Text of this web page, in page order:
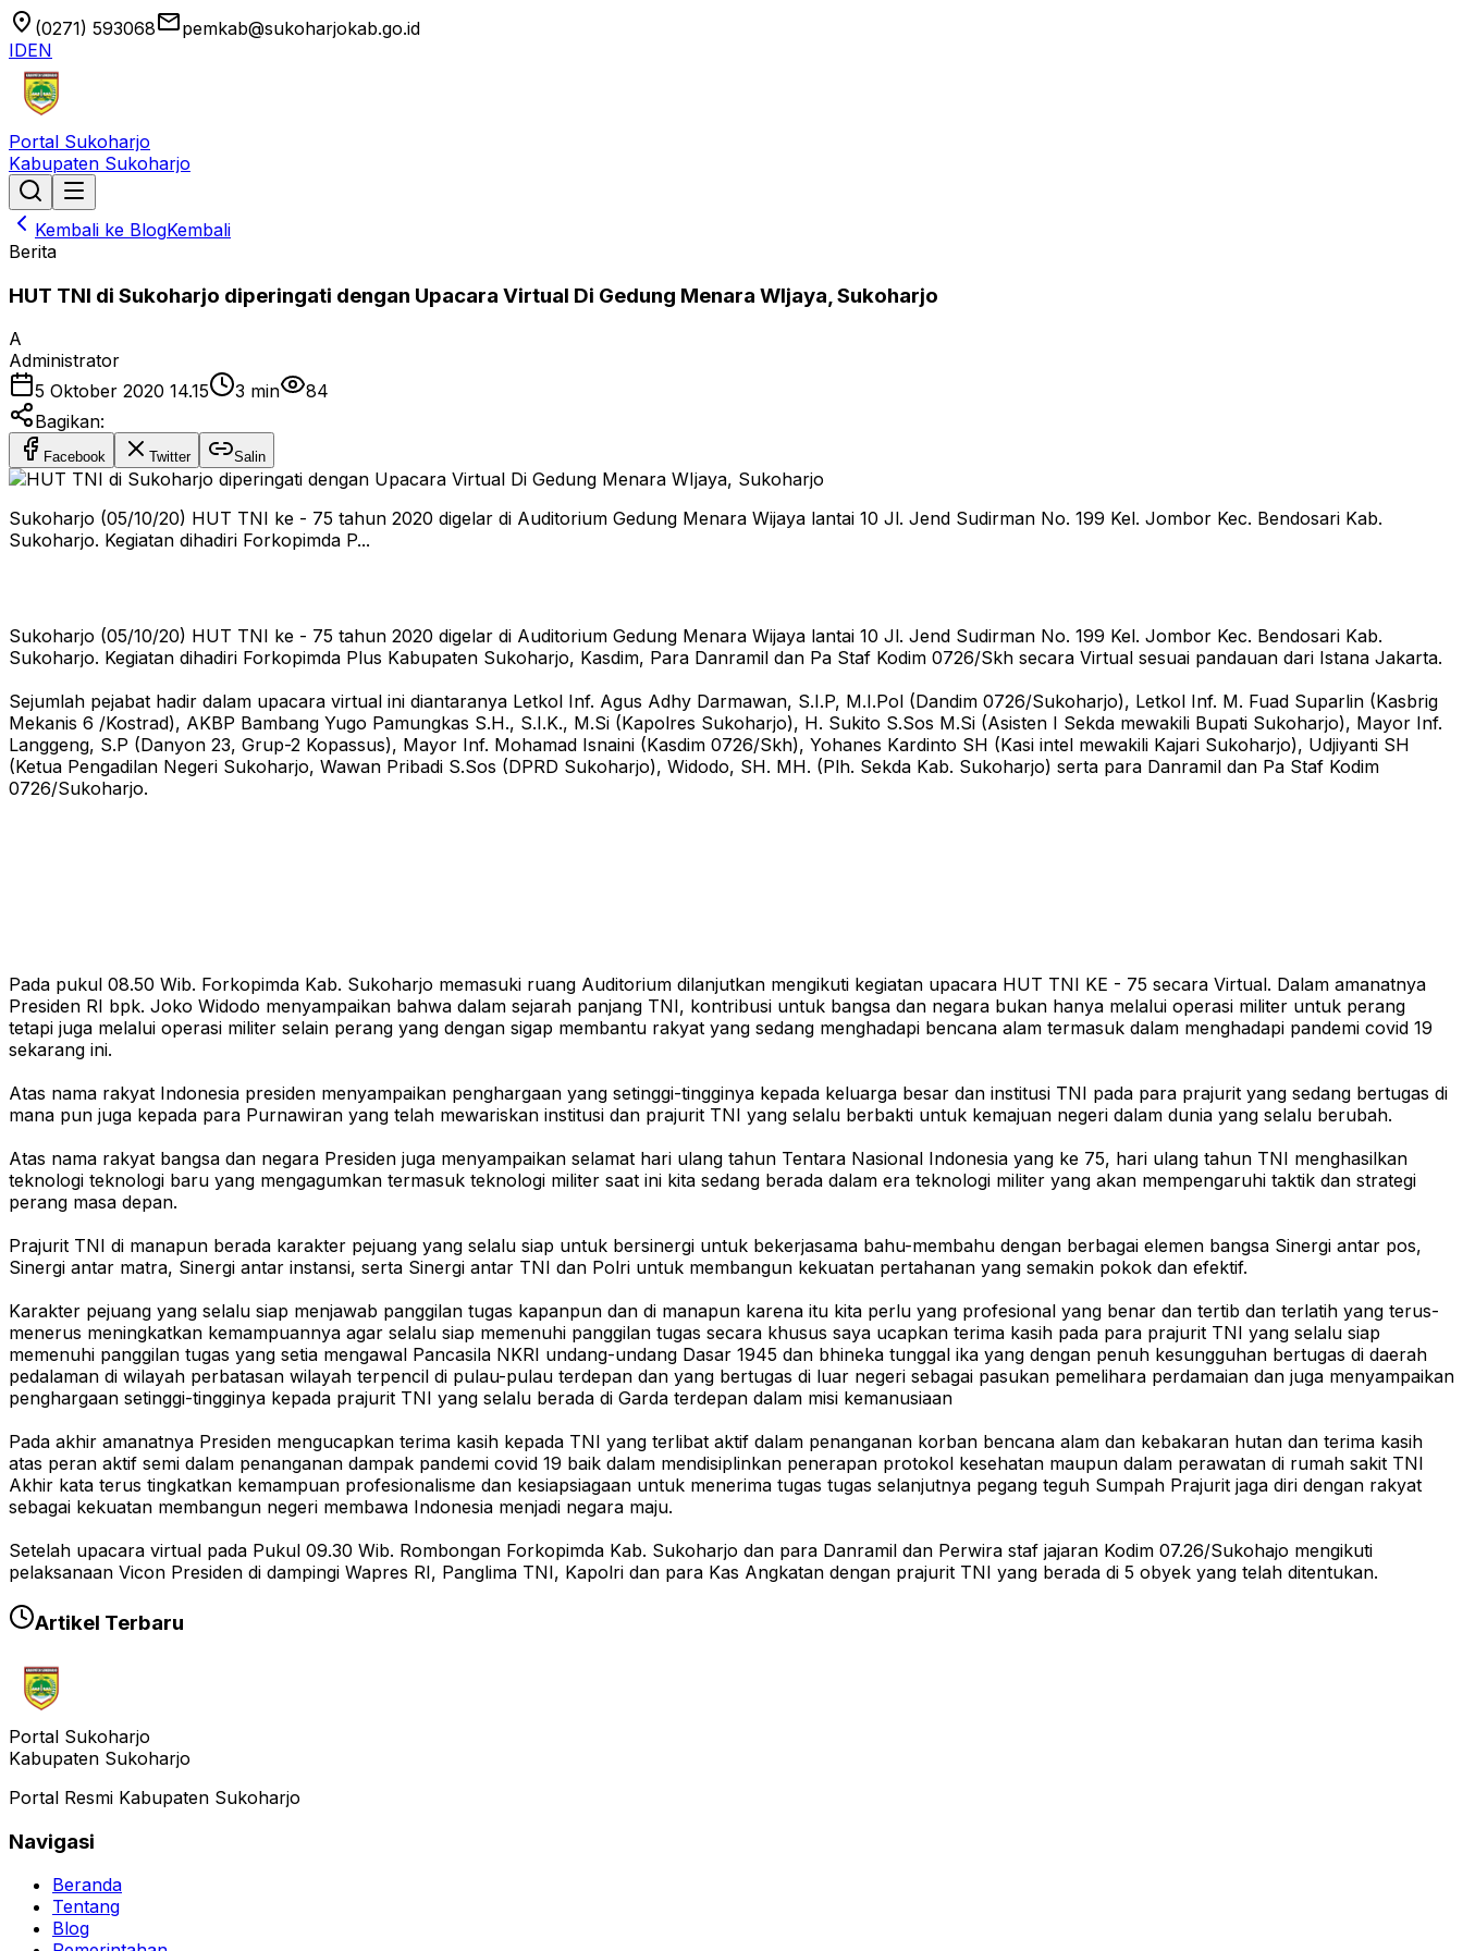
location_on (0271) 593068emailpemkab@sukoharjokab.go.id
IDEN
Portal Sukoharjo
Kabupaten Sukoharjo
Kembali ke BlogKembali
Berita
HUT TNI di Sukoharjo diperingati dengan Upacara Virtual Di Gedung Menara WIjaya, Sukoharjo
A
Administrator
5 Oktober 2020 14.15
3 min
84
Bagikan:
Facebook Twitter Salin
Sukoharjo (05/10/20) HUT TNI ke - 75 tahun 2020 digelar di Auditorium Gedung Menara Wijaya lantai 10 Jl. Jend Sudirman No. 199 Kel. Jombor Kec. Bendosari Kab.
Sukoharjo. Kegiatan dihadiri Forkopimda P...
Sukoharjo (05/10/20) HUT TNI ke - 75 tahun 2020 digelar di Auditorium Gedung Menara Wijaya lantai 10 Jl. Jend Sudirman No. 199 Kel. Jombor Kec. Bendosari Kab.
Sukoharjo. Kegiatan dihadiri Forkopimda Plus Kabupaten Sukoharjo, Kasdim, Para Danramil dan Pa Staf Kodim 0726/Skh secara Virtual sesuai pandauan dari Istana Jakarta.
Sejumlah pejabat hadir dalam upacara virtual ini diantaranya Letkol Inf. Agus Adhy Darmawan, S.I.P, M.I.Pol (Dandim 0726/Sukoharjo), Letkol Inf. M. Fuad Suparlin (Kasbrig
Mekanis 6 /Kostrad), AKBP Bambang Yugo Pamungkas S.H., S.I.K., M.Si (Kapolres Sukoharjo), H. Sukito S.Sos M.Si (Asisten I Sekda mewakili Bupati Sukoharjo), Mayor Inf.
Langgeng, S.P (Danyon 23, Grup-2 Kopassus), Mayor Inf. Mohamad Isnaini (Kasdim 0726/Skh), Yohanes Kardinto SH (Kasi intel mewakili Kajari Sukoharjo), Udjiyanti SH
(Ketua Pengadilan Negeri Sukoharjo, Wawan Pribadi S.Sos (DPRD Sukoharjo), Widodo, SH. MH. (Plh. Sekda Kab. Sukoharjo) serta para Danramil dan Pa Staf Kodim
0726/Sukoharjo.
Pada pukul 08.50 Wib. Forkopimda Kab. Sukoharjo memasuki ruang Auditorium dilanjutkan mengikuti kegiatan upacara HUT TNI KE - 75 secara Virtual. Dalam amanatnya
Presiden RI bpk. Joko Widodo menyampaikan bahwa dalam sejarah panjang TNI, kontribusi untuk bangsa dan negara bukan hanya melalui operasi militer untuk perang
tetapi juga melalui operasi militer selain perang yang dengan sigap membantu rakyat yang sedang menghadapi bencana alam termasuk dalam menghadapi pandemi covid 19
sekarang ini.
Atas nama rakyat Indonesia presiden menyampaikan penghargaan yang setinggi-tingginya kepada keluarga besar dan institusi TNI pada para prajurit yang sedang bertugas di
mana pun juga kepada para Purnawiran yang telah mewariskan institusi dan prajurit TNI yang selalu berbakti untuk kemajuan negeri dalam dunia yang selalu berubah.
Atas nama rakyat bangsa dan negara Presiden juga menyampaikan selamat hari ulang tahun Tentara Nasional Indonesia yang ke 75, hari ulang tahun TNI menghasilkan
teknologi teknologi baru yang mengagumkan termasuk teknologi militer saat ini kita sedang berada dalam era teknologi militer yang akan mempengaruhi taktik dan strategi
perang masa depan.
Prajurit TNI di manapun berada karakter pejuang yang selalu siap untuk bersinergi untuk bekerjasama bahu-membahu dengan berbagai elemen bangsa Sinergi antar pos,
Sinergi antar matra, Sinergi antar instansi, serta Sinergi antar TNI dan Polri untuk membangun kekuatan pertahanan yang semakin pokok dan efektif.
Karakter pejuang yang selalu siap menjawab panggilan tugas kapanpun dan di manapun karena itu kita perlu yang profesional yang benar dan tertib dan terlatih yang terus-
menerus meningkatkan kemampuannya agar selalu siap memenuhi panggilan tugas secara khusus saya ucapkan terima kasih pada para prajurit TNI yang selalu siap
memenuhi panggilan tugas yang setia mengawal Pancasila NKRI undang-undang Dasar 1945 dan bhineka tunggal ika yang dengan penuh kesungguhan bertugas di daerah
pedalaman di wilayah perbatasan wilayah terpencil di pulau-pulau terdepan dan yang bertugas di luar negeri sebagai pasukan pemelihara perdamaian dan juga menyampaikan
penghargaan setinggi-tingginya kepada prajurit TNI yang selalu berada di Garda terdepan dalam misi kemanusiaan
Pada akhir amanatnya Presiden mengucapkan terima kasih kepada TNI yang terlibat aktif dalam penanganan korban bencana alam dan kebakaran hutan dan terima kasih
atas peran aktif semi dalam penanganan dampak pandemi covid 19 baik dalam mendisiplinkan penerapan protokol kesehatan maupun dalam perawatan di rumah sakit TNI
Akhir kata terus tingkatkan kemampuan profesionalisme dan kesiapsiagaan untuk menerima tugas tugas selanjutnya pegang teguh Sumpah Prajurit jaga diri dengan rakyat
sebagai kekuatan membangun negeri membawa Indonesia menjadi negara maju.
Setelah upacara virtual pada Pukul 09.30 Wib. Rombongan Forkopimda Kab. Sukoharjo dan para Danramil dan Perwira staf jajaran Kodim 07.26/Sukohajo mengikuti
pelaksanaan Vicon Presiden di dampingi Wapres RI, Panglima TNI, Kapolri dan para Kas Angkatan dengan prajurit TNI yang berada di 5 obyek yang telah ditentukan.
Artikel Terbaru
Portal Sukoharjo
Kabupaten Sukoharjo
Portal Resmi Kabupaten Sukoharjo
Navigasi
Beranda
Tentang
Blog